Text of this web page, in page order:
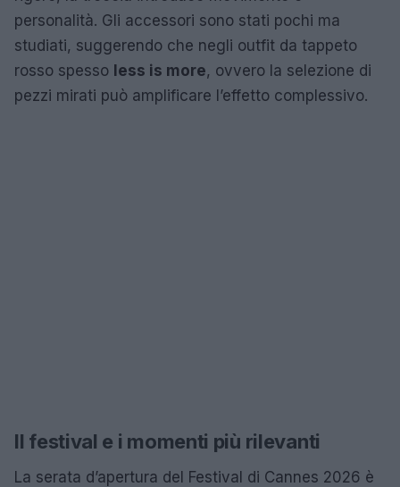
personalità. Gli accessori sono stati pochi ma
studiati, suggerendo che negli outfit da tappeto
rosso spesso less is more, ovvero la selezione di
pezzi mirati può amplificare l’effetto complessivo.
Il festival e i momenti più rilevanti
La serata d’apertura del Festival di Cannes 2026 è